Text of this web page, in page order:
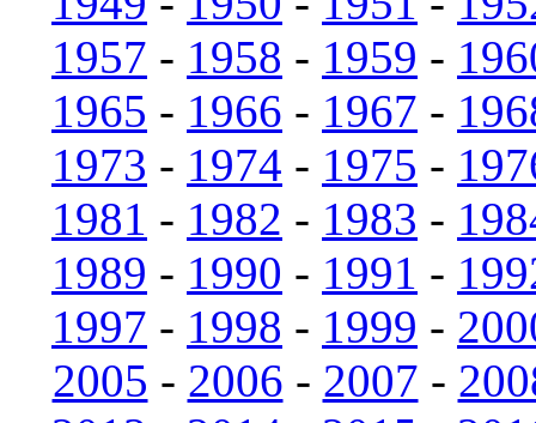
1957 - 1958 - 1959 -
1965 - 1966 - 1967 -
1973 - 1974 - 1975 -
1981 - 1982 - 1983 -
1989 - 1990 - 1991 -
1997 - 1998 - 1999 -
2005 - 2006 - 2007 -